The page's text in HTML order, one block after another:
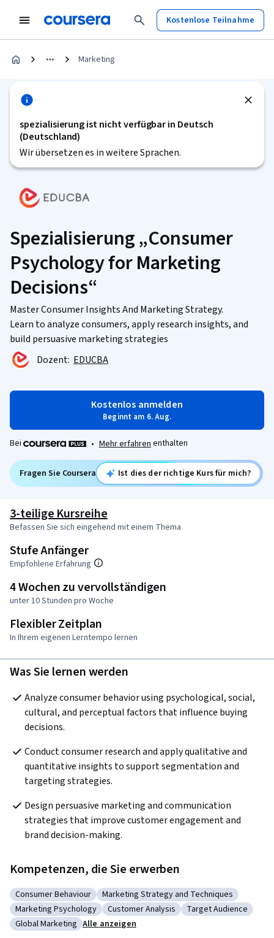
Kostenlose Teilnahme
Marketing
spezialisierung ist nicht verfügbar in Deutsch
(Deutschland)
Wir übersetzen es in weitere Sprachen.
Spezialisierung „Consumer
Psychology for Marketing
Decisions“
Master Consumer Insights And Marketing Strategy.
Learn to analyze consumers, apply research insights, and
build persuasive marketing strategies
Dozent: EDUCBA
Kostenlos anmelden
Beginnt am 6. Aug.
Bei • Mehr erfahren enthalten
Fragen Sie Coursera Ist dies der richtige Kurs für mich?
3-teilige Kursreihe
Befassen Sie sich eingehend mit einem Thema
Stufe Anfänger
Empfohlene Erfahrung
4 Wochen zu vervollständigen
unter 10 Stunden pro Woche
Flexibler Zeitplan
In Ihrem eigenen Lerntempo lernen
Was Sie lernen werden
Analyze consumer behavior using psychological, social,
cultural, and perceptual factors that influence buying
decisions.
Conduct consumer research and apply qualitative and
quantitative insights to support segmentation and
targeting strategies.
Design persuasive marketing and communication
strategies that improve customer engagement and
brand decision-making.
Kompetenzen, die Sie erwerben
Kategorie: Consumer Behaviour
Consumer Behaviour Kategorie: Marketing Strategy and
Marketing Strategy and Techniques
Kategorie: Marketing Psychology
Marketing Psychology Kategorie: Customer Analysis
Customer Analysis Kategorie: Target
Target Audience
Kategorie: Global Marketing
Global Marketing Alle anzeigen